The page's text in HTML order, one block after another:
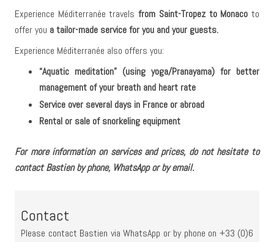
Experience Méditerranée travels from Saint-Tropez to Monaco to
offer you a tailor-made service for you and your guests.
Experience Méditerranée also offers you:
“Aquatic meditation” (using yoga/Pranayama) for better
management of your breath and heart rate
Service over several days in France or abroad
Rental or sale of snorkeling equipment
For more information on services and prices, do not hesitate to
contact Bastien by phone, WhatsApp or by email.
Contact
Please contact Bastien via WhatsApp or by phone on +33 (0)6